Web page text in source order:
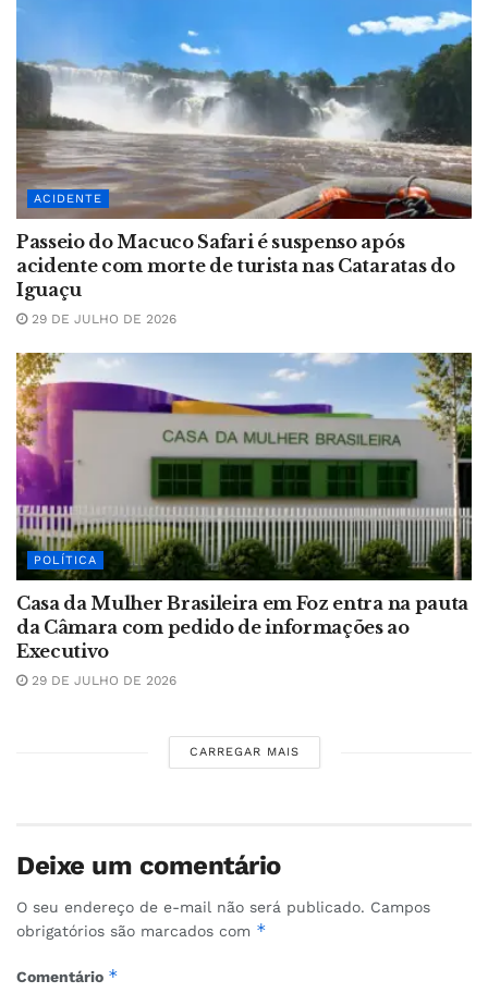
ACIDENTE
Passeio do Macuco Safari é suspenso após
acidente com morte de turista nas Cataratas do
Iguaçu
29 DE JULHO DE 2026
POLÍTICA
Casa da Mulher Brasileira em Foz entra na pauta
da Câmara com pedido de informações ao
Executivo
29 DE JULHO DE 2026
CARREGAR MAIS
Deixe um comentário
O seu endereço de e-mail não será publicado. Campos
obrigatórios são marcados com *
Comentário *